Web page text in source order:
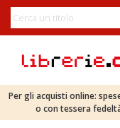
Per gli acquisti online:
o con tessera